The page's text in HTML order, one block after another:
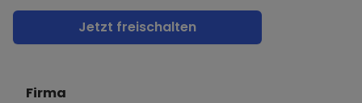
Jetzt freischalten
Firma